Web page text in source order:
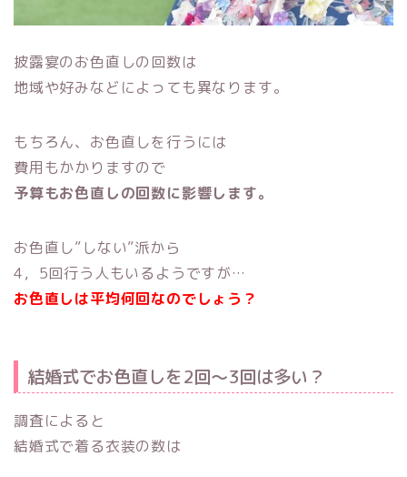
披露宴のお色直しの回数は
地域や好みなどによっても異なります。
もちろん、お色直しを行うには
費用もかかりますので
予算もお色直しの回数に影響します。
お色直し”しない”派から
4，5回行う人もいるようですが…
お色直しは平均何回なのでしょう？
結婚式でお色直しを2回〜3回は多い？
調査によると
結婚式で着る衣装の数は